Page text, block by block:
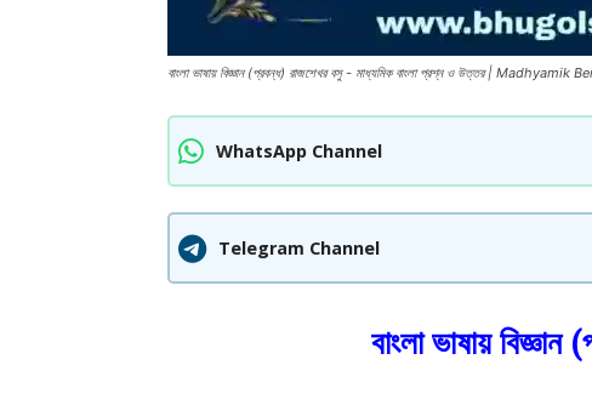
বাংলা ভাষায় বিজ্ঞান (প্রবন্ধ) রাজশেখর বসু - মাধ্যমিক বাংলা প্রশ্ন ও উত্তর |
WhatsApp Channel
Telegram Channel
বাংলা ভাষায়